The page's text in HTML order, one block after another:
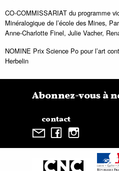
CO-COMMISSARIAT du programme
Minéralogique de l’école des Mines,
Anne-Charlotte Finel, Julie Vacher,
NOMINE Prix Science Po pour l’art
Herbelin
contact
Abonnez-vous à